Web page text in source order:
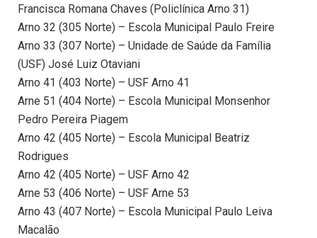
Francisca Romana Chaves (Policlínica Arno 31)
Arno 32 (305 Norte) – Escola Municipal Paulo Freire
Arno 33 (307 Norte) – Unidade de Saúde da Família
(USF) José Luiz Otaviani
Arno 41 (403 Norte) – USF Arno 41
Arne 51 (404 Norte) – Escola Municipal Monsenhor
Pedro Pereira Piagem
Arno 42 (405 Norte) – Escola Municipal Beatriz
Rodrigues
Arno 42 (405 Norte) – USF Arno 42
Arne 53 (406 Norte) – USF Arne 53
Arno 43 (407 Norte) – Escola Municipal Paulo Leiva
Macalão